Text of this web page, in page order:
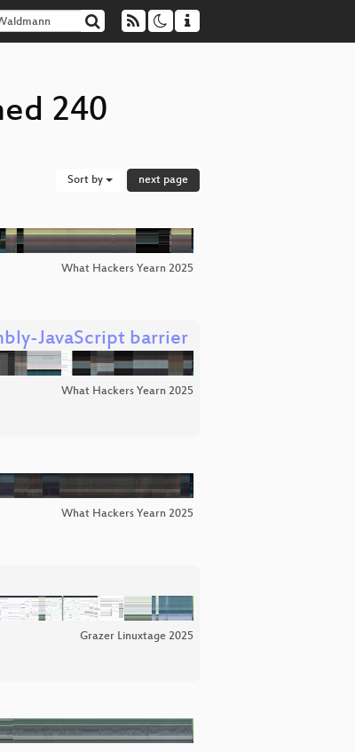
240
Sort by next page
What Hackers Yearn 2025
JavaScript barrier
What Hackers Yearn 2025
What Hackers Yearn 2025
Grazer Linuxtage 2025